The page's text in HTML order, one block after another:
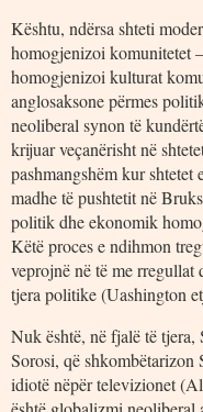
Kështu, ndërsa shteti
homogjenizoi komunitetet
homogjenizoi kulturat
anglosaksone përmes
neoliberal synon të
krijuar veçanërisht në
pashmangshëm kur
madhe të pushtetit në
politik dhe ekonomik
Këtë proces e ndihmon
veprojnë në të me
tjera politike (Uashington
Nuk është, në fjalë të tjera,
Sorosi, që shkombëtarizon
idiotë nëpër televizionet